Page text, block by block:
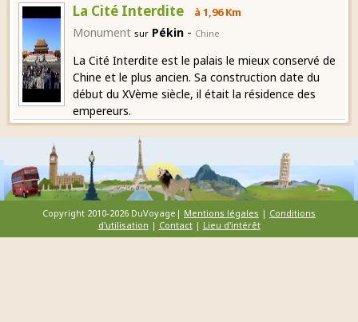
La Cité Interdite à 1,96 Km
Monument sur Pékin - Chine
La Cité Interdite est le palais le mieux conservé de
Chine et le plus ancien. Sa construction date du
début du XVème siècle, il était la résidence des
empereurs.
Copyright 2010-2026 DuVoyage| Mentions légales | Conditions
d'utilisation | Contact| Lieu d'intérêt